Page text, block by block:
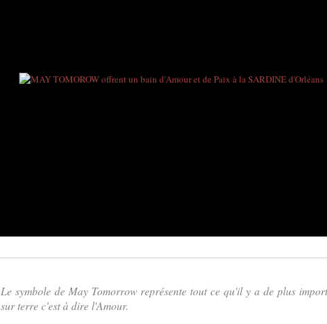
Le symbole de May Tomorrow représente tout ce qu'il y a de plus
sur terre c'est à dire l'Amour.